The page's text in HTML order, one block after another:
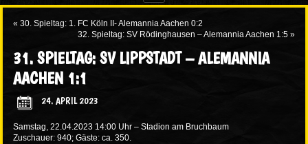
«30. Spieltag: 1. FC Köln II- Alemannia Aachen 0:2
32. Spieltag: SV Rödinghausen – Alemannia Aachen 1:5»
31. SPIELTAG: SV LIPPSTADT – ALEMANNIA
AACHEN 1:1
24. APRIL 2023
Samstag, 22.04.2023 14:00 Uhr – Stadion am Bruchbaum
Zuschauer: 940; Gäste: ca. 350.